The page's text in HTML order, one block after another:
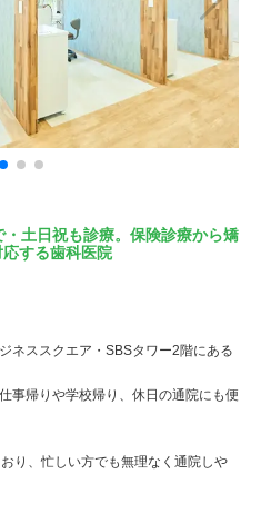
土日祝も診療。保険診療から矯
する歯科医院
ネススクエア・SBSタワー2階にある
事帰りや学校帰り、休日の通院にも便
り、忙しい方でも無理なく通院しや